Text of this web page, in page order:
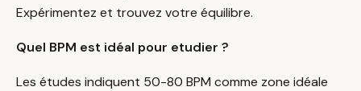
Expérimentez et trouvez votre équilibre.
Quel BPM est idéal pour etudier ?
Les études indiquent 50-80 BPM comme zone idéale